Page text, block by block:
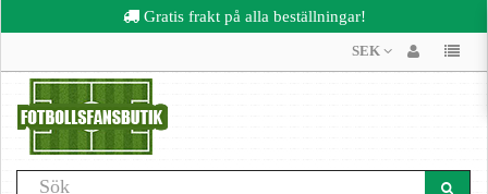
Gratis frakt på alla beställningar!
SEK